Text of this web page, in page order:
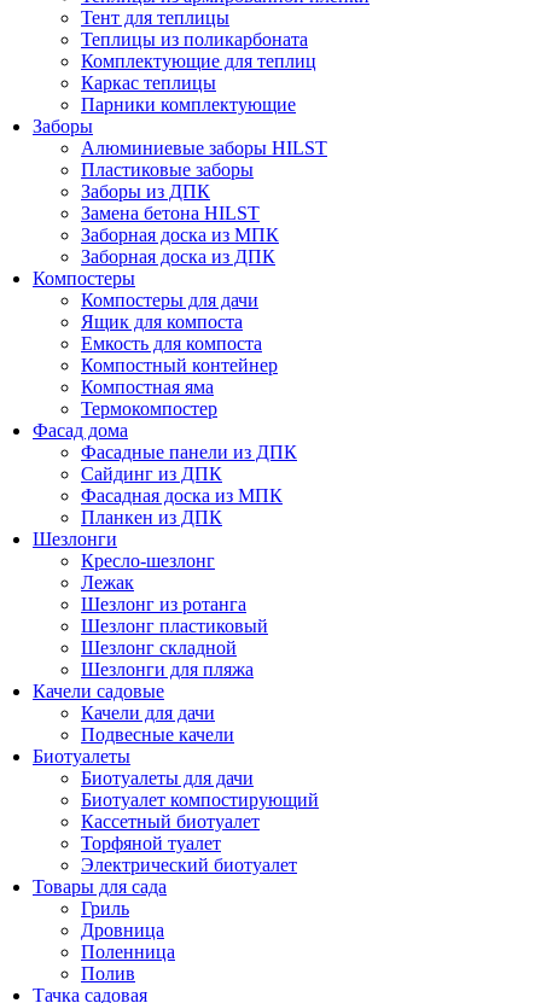
Тент для теплицы
Теплицы из поликарбоната
Комплектующие для теплиц
Каркас теплицы
Парники комплектующие
Заборы
Алюминиевые заборы HILST
Пластиковые заборы
Заборы из ДПК
Замена бетона HILST
Заборная доска из МПК
Заборная доска из ДПК
Компостеры
Компостеры для дачи
Ящик для компоста
Емкость для компоста
Компостный контейнер
Компостная яма
Термокомпостер
Фасад дома
Фасадные панели из ДПК
Сайдинг из ДПК
Фасадная доска из МПК
Планкен из ДПК
Шезлонги
Кресло-шезлонг
Лежак
Шезлонг из ротанга
Шезлонг пластиковый
Шезлонг складной
Шезлонги для пляжа
Качели садовые
Качели для дачи
Подвесные качели
Биотуалеты
Биотуалеты для дачи
Биотуалет компостирующий
Кассетный биотуалет
Торфяной туалет
Электрический биотуалет
Товары для сада
Гриль
Дровница
Поленница
Полив
Тачка садовая